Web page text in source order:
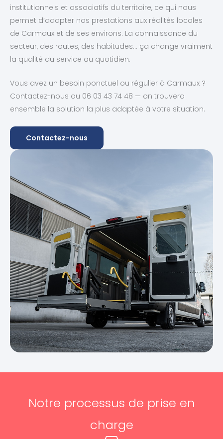
institutionnels et associatifs du territoire, ce qui nous
permet d’adapter nos prestations aux réalités locales
de Carmaux et de ses environs. La connaissance du
secteur, des routes, des habitudes… ça change vraiment
la qualité du service au quotidien.
Vous avez un besoin ponctuel ou régulier à Carmaux ?
Contactez-nous au 06 03 43 74 48 — on trouvera
ensemble la solution la plus adaptée à votre situation.
Contactez-nous
Notre processus de prise en
charge